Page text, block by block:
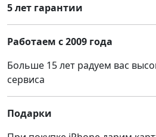
5 лет гарантии
Работаем с 2009 года
Больше 15 лет радуем вас
сервиса
Подарки